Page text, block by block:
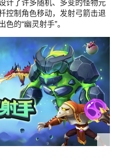
计了许多随机、多变的怪物元
控制角色移动，发射弓箭击退
的“幽灵射手”。